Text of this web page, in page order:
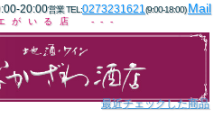
20:00営業 TEL:0273231621(9:00-18:00)Mail
がいる店 ---
最近チェックした商品